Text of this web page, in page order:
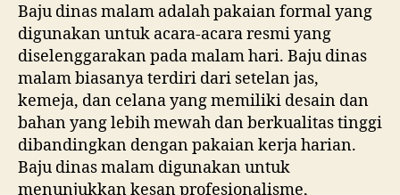
Baju dinas malam adalah pakaian formal yang
digunakan untuk acara-acara resmi yang
diselenggarakan pada malam hari. Baju dinas
malam biasanya terdiri dari setelan jas,
kemeja, dan celana yang memiliki desain dan
bahan yang lebih mewah dan berkualitas tinggi
dibandingkan dengan pakaian kerja harian.
Baju dinas malam digunakan untuk
menunjukkan kesan profesionalisme,